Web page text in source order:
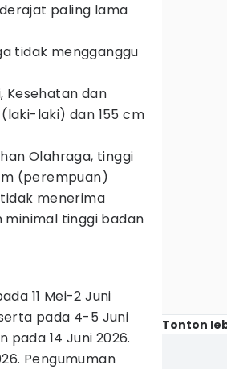
paling lama
tidak mengganggu
Kesehatan dan
(laki-laki) dan 155 cm
Olahraga, tinggi
(perempuan)
menerima
minimal tinggi badan
11 Mei-2 Juni
pada 4-5 Juni
pada 14 Juni 2026.
Pengumuman
Tonton